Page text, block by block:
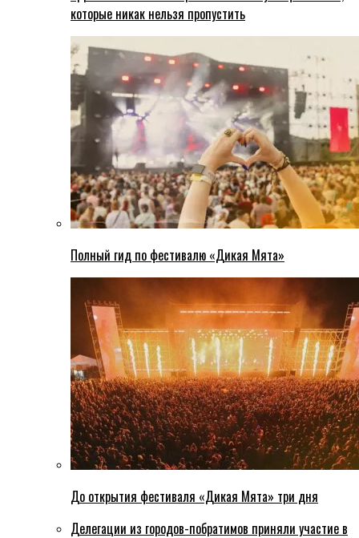
которые никак нельзя пропустить
Полный гид по фестивалю «Дикая Мята»
До открытия фестиваля «Дикая Мята» три дня
Делегации из городов-побратимов приняли участие в